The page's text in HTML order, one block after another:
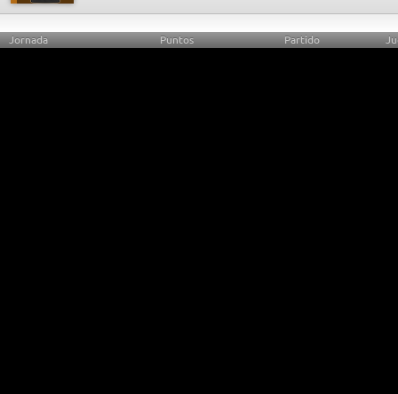
Jornada Puntos Partido